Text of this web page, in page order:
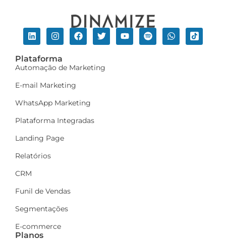
Plataforma
Automação de Marketing
E-mail Marketing
WhatsApp Marketing
Plataforma Integradas
Landing Page
Relatórios
CRM
Funil de Vendas
Segmentações
E-commerce
Planos